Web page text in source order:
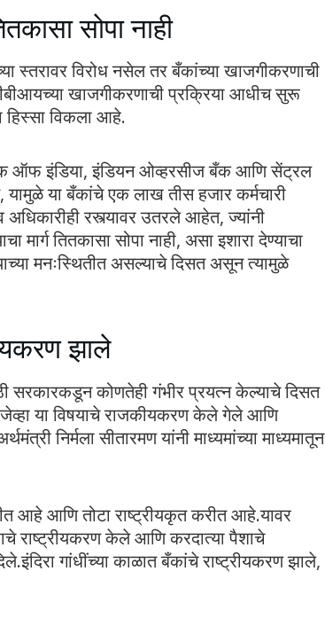
सोपा नाही
स्तरावर विरोध नसेल तर बँकांच्या खाजगीकरणाची
खाजगीकरणाची प्रक्रिया आधीच सुरू
विकला आहे.
ऑफ इंडिया, इंडियन ओव्हरसीज बँक आणि सेंट्रल
या बँकांचे एक लाख तीस हजार कर्मचारी
रस्त्यावर उतरले आहेत, ज्यांनी
तितकासा सोपा नाही, असा इशारा देण्याचा
मनःस्थितीत असल्याचे दिसत असून त्यामुळे
झाले
सरकारकडून कोणतेही गंभीर प्रयत्न केल्याचे दिसत
या विषयाचे राजकीयकरण केले गेले आणि
निर्मला सीतारमण यांनी माध्यमांच्या माध्यमातून
आहे आणि तोटा राष्ट्रीयकृत करीत आहे.यावर
राष्ट्रीयकरण केले आणि करदात्या पैशाचे
गांधींच्या काळात बँकांचे राष्ट्रीयकरण झाले,